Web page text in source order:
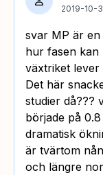
2019-10-
svar MP är
hur fasen kan
växtriket lever
Det här
studier då???
började på
dramatisk
är tvärtom
och längre